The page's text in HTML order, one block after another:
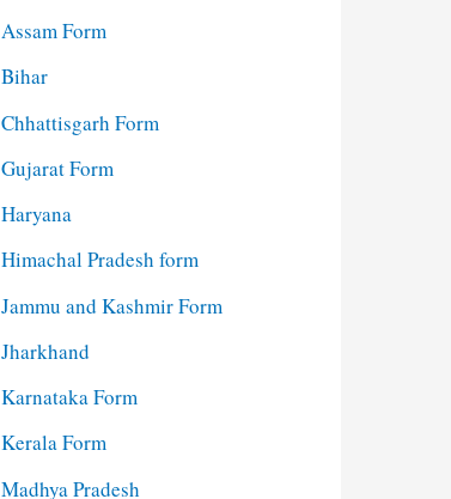
Assam Form
Bihar
Chhattisgarh Form
Gujarat Form
Haryana
Himachal Pradesh form
Jammu and Kashmir Form
Jharkhand
Karnataka Form
Kerala Form
Madhya Pradesh